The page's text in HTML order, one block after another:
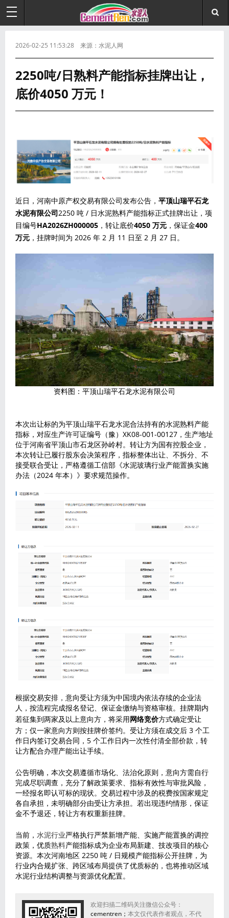
2026-02-25 11:53:28 来源：水泥人网
2250吨/日熟料产能指标挂牌出让，
底价4050 万元！
近日，河南中原产权交易有限公司发布公告， 平顶山瑞平石龙
水泥有限公司2250 吨 / 日水泥熟料产能指标正式挂牌出让，项
目编号HA2026ZH000005 ，转让底价4050 万元 ，保证金400
万元 ，挂牌时间为 2026 年 2 月 11 日至 2 月 27 日。
资料图：平顶山瑞平石龙水泥有限公司
本次出让标的为平顶山瑞平石龙水泥合法持有的水泥熟料产能
指标，对应生产许可证编号（豫）XK08-001-00127，生产地址
位于河南省平顶山市石龙区孙岭村。转让方为国有控股企业，
本次转让已履行股东会决策程序，指标整体出让、不拆分、不
接受联合受让，严格遵循工信部《水泥玻璃行业产能置换实施
办法（2024 年本）》要求规范操作。
根据交易安排，意向受让方须为中国境内依法存续的企业法
人，按流程完成报名登记、保证金缴纳与资格审核。挂牌期内
若征集到两家及以上意向方，将采用网络竞价方式确定受让
方；仅一家意向方则按挂牌价签约。受让方须在成交后 3 个工
作日内签订交易合同，5 个工作日内一次性付清全部价款，转
让方配合办理产能出让手续。
公告明确，本次交易遵循市场化、法治化原则，意向方需自行
完成尽职调查，充分了解政策要求、指标有效性与审批风险，
一经报名即认可标的现状。交易过程中涉及的税费按国家规定
各自承担，未明确部分由受让方承担。若出现违约情形，保证
金不予退还，转让方有权重新挂牌。
当前， 水泥行业严格执行严禁新增产能、实施产能置换的调控
政策，优质熟料产能指标成为企业布局新建、技改项目的核心
资源。本次河南地区 2250 吨 / 日规模产能指标公开挂牌，为
行业内合规扩张、跨区域布局提供了优质标的，也将推动区域
水泥行业结构调整与资源优化配置。
欢迎扫描二维码关注微信公众号：
cementren； 本文仅代表作者观点，不代